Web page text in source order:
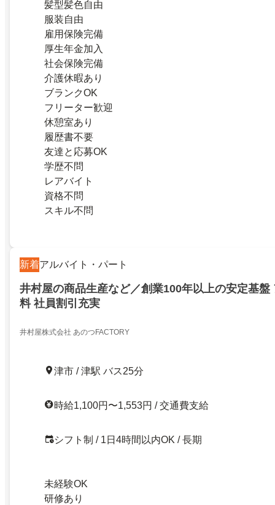
髪型髪色自由
服装自由
雇用保険完備
厚生年金加入
社会保険完備
介護休暇あり
ブランクOK
フリーター歓迎
休憩室あり
履歴書不要
友達と応募OK
学歴不問
レアバイト
資格不問
スキル不問
新着アルバイト・パート
井村屋の商品生産など／創業100年以上の安定基盤
料 社員割引充実
井村屋株式会社 あのつFACTORY
津市 / 津駅 バス25分
時給1,100円〜1,553円 / 交通費支給
シフト制 / 1日4時間以内OK / 長期
未経験OK
研修あり